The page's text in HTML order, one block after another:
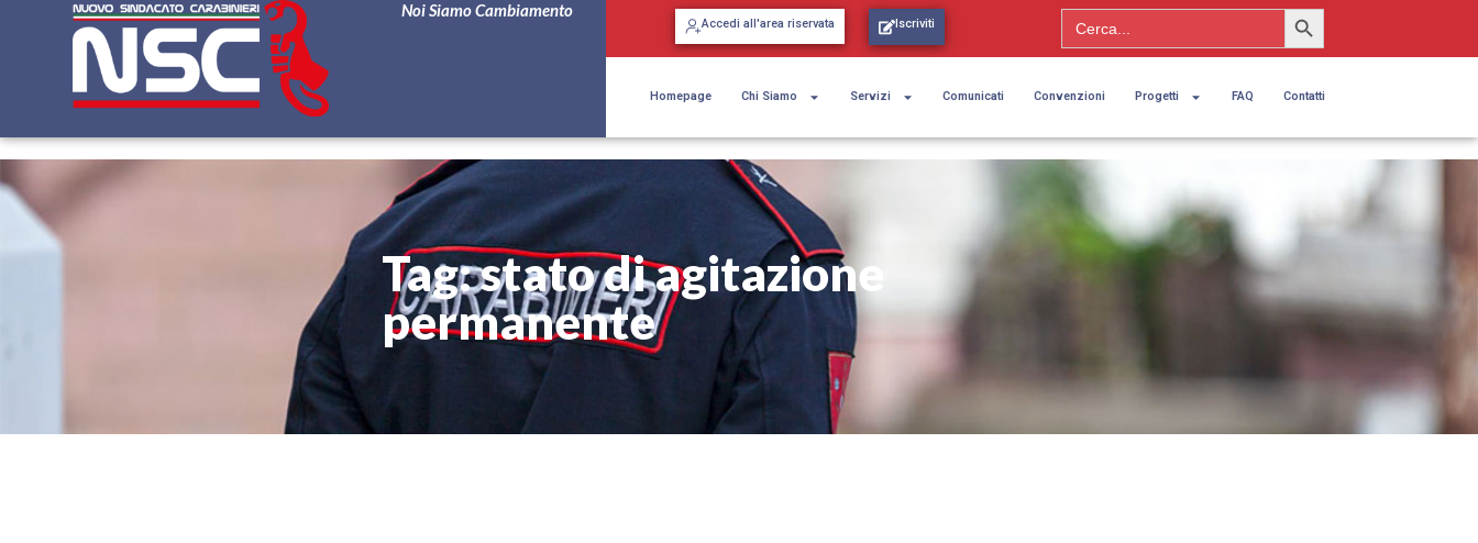
Noi Siamo Cambiamento
Accedi all'area riservata Iscriviti Search
for:
Search Button
Homepage Chi Siamo Servizi Comunicati Convenzioni Progetti FAQ Contatti
Tag: stato di agitazione
permanente